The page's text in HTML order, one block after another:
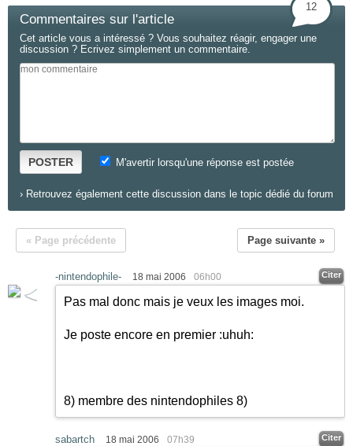
Commentaires sur l'article
12
Cet article vous a intéressé ? Vous souhaitez réagir, engager une
discussion ? Ecrivez simplement un commentaire.
POSTER M'avertir lorsqu'une réponse est postée
› Retrouvez également cette discussion dans le topic dédié du forum
« Page précédente Page suivante »
-nintendophile- 18 mai 2006 06h00 Citer
Pas mal donc mais je veux les images moi.
Je poste encore en premier :uhuh:
8) membre des nintendophiles 8)
sabartch 18 mai 2006 07h39 Citer